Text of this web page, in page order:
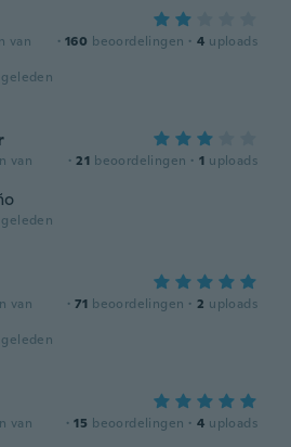
van
· 160 beoordelingen · 4 uploads
van
· 21 beoordelingen · 1 uploads
van
· 71 beoordelingen · 2 uploads
van
· 15 beoordelingen · 4 uploads